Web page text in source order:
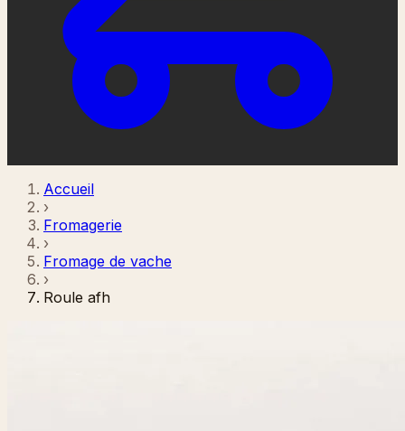
Accueil
›
Fromagerie
›
Fromage de vache
›
Roule afh